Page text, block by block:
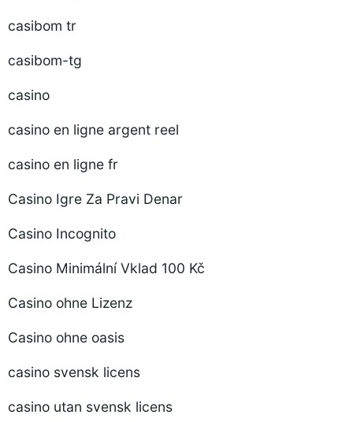
casibom tr
casibom-tg
casino
casino en ligne argent reel
casino en ligne fr
Casino Igre Za Pravi Denar
Casino Incognito
Casino Minimální Vklad 100 Kč
Casino ohne Lizenz
Casino ohne oasis
casino svensk licens
casino utan svensk licens